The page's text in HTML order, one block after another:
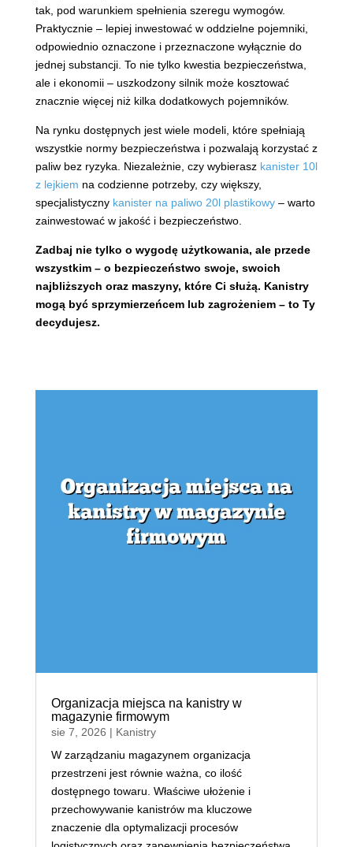
tak, pod warunkiem spełnienia szeregu wymogów.
Praktycznie – lepiej inwestować w oddzielne pojemniki,
odpowiednio oznaczone i przeznaczone wyłącznie do
jednej substancji. To nie tylko kwestia bezpieczeństwa,
ale i ekonomii – uszkodzony silnik może kosztować
znacznie więcej niż kilka dodatkowych pojemników.
Na rynku dostępnych jest wiele modeli, które spełniają
wszystkie normy bezpieczeństwa i pozwalają korzystać z
paliw bez ryzyka. Niezależnie, czy wybierasz kanister 10l
z lejkiem na codzienne potrzeby, czy większy,
specjalistyczny kanister na paliwo 20l plastikowy– warto
zainwestować w jakość i bezpieczeństwo.
Zadbaj nie tylko o wygodę użytkowania, ale przede
wszystkim – o bezpieczeństwo swoje, swoich
najbliższych oraz maszyny, które Ci służą. Kanistry
mogą być sprzymierzeńcem lub zagrożeniem – to Ty
decydujesz.
Organizacja miejsca na kanistry w
magazynie firmowym
sie 7, 2026 | Kanistry
W zarządzaniu magazynem organizacja
przestrzeni jest równie ważna, co ilość
dostępnego towaru. Właściwe ułożenie i
przechowywanie kanistrów ma kluczowe
znaczenie dla optymalizacji procesów